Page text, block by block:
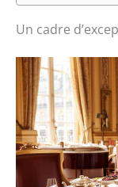
Un cadre